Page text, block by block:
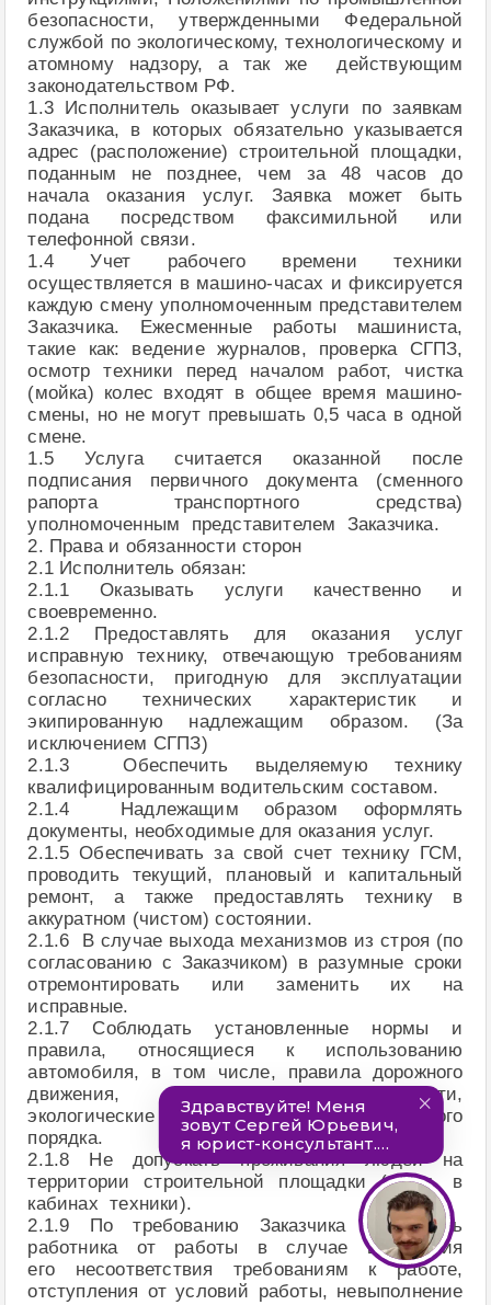
безопасности, утвержденными Федеральной
службой по экологическому, технологическому и
атомному надзору, а так же действующим
законодательством РФ.
1.3 Исполнитель оказывает услуги по заявкам
Заказчика, в которых обязательно указывается
адрес (расположение) строительной площадки,
поданным не позднее, чем за 48 часов до
начала оказания услуг. Заявка может быть
подана посредством факсимильной или
телефонной связи.
1.4 Учет рабочего времени техники
осуществляется в машино-часах и фиксируется
каждую смену уполномоченным представителем
Заказчика. Ежесменные работы машиниста,
такие как: ведение журналов, проверка СГПЗ,
осмотр техники перед началом работ, чистка
(мойка) колес входят в общее время машино-
смены, но не могут превышать 0,5 часа в одной
смене.
1.5 Услуга считается оказанной после
подписания первичного документа (сменного
рапорта транспортного средства)
уполномоченным представителем Заказчика.
2. Права и обязанности сторон
2.1 Исполнитель обязан:
2.1.1 Оказывать услуги качественно и
своевременно.
2.1.2 Предоставлять для оказания услуг
исправную технику, отвечающую требованиям
безопасности, пригодную для эксплуатации
согласно технических характеристик и
экипированную надлежащим образом. (За
исключением СГПЗ)
2.1.3 Обеспечить выделяемую технику
квалифицированным водительским составом.
2.1.4 Надлежащим образом оформлять
документы, необходимые для оказания услуг.
2.1.5 Обеспечивать за свой счет технику ГСМ,
проводить текущий, плановый и капитальный
ремонт, а также предоставлять технику в
аккуратном (чистом) состоянии.
2.1.6 В случае выхода механизмов из строя (по
согласованию с Заказчиком) в разумные сроки
отремонтировать или заменить их на
исправные.
2.1.7 Соблюдать установленные нормы и
правила, относящиеся к использованию
автомобиля, в том числе, правила дорожного
движения, пожарной безопасности,
экологические нормы и нормы общественного
порядка.
2.1.8 Не допускать проживания людей на
территории строительной площадки (в т.ч. в
кабинах техники).
2.1.9 По требованию Заказчика отстранять
работника от работы в случае выявления
его несоответствия требованиям к работе,
отступления от условий работы, невыполнение